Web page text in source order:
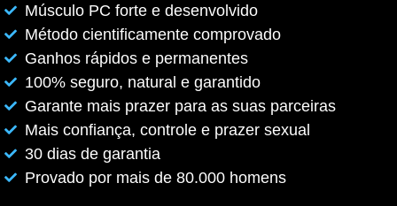
Músculo PC forte e desenvolvido
Método cientificamente comprovado
Ganhos rápidos e permanentes
100% seguro, natural e garantido
Garante mais prazer para as suas parceiras
Mais confiança, controle e prazer sexual
30 dias de garantia
Provado por mais de 80.000 homens